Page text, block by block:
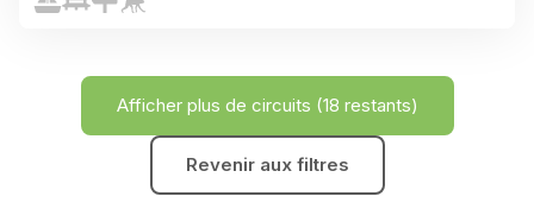
Afficher plus de circuits (18 restants)
Revenir aux filtres